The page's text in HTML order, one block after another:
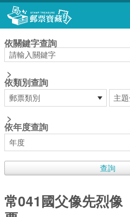
跳到主要內容區塊
依關鍵字查詢
>
依類別查詢
>
依年度查詢
常041國父像先烈像